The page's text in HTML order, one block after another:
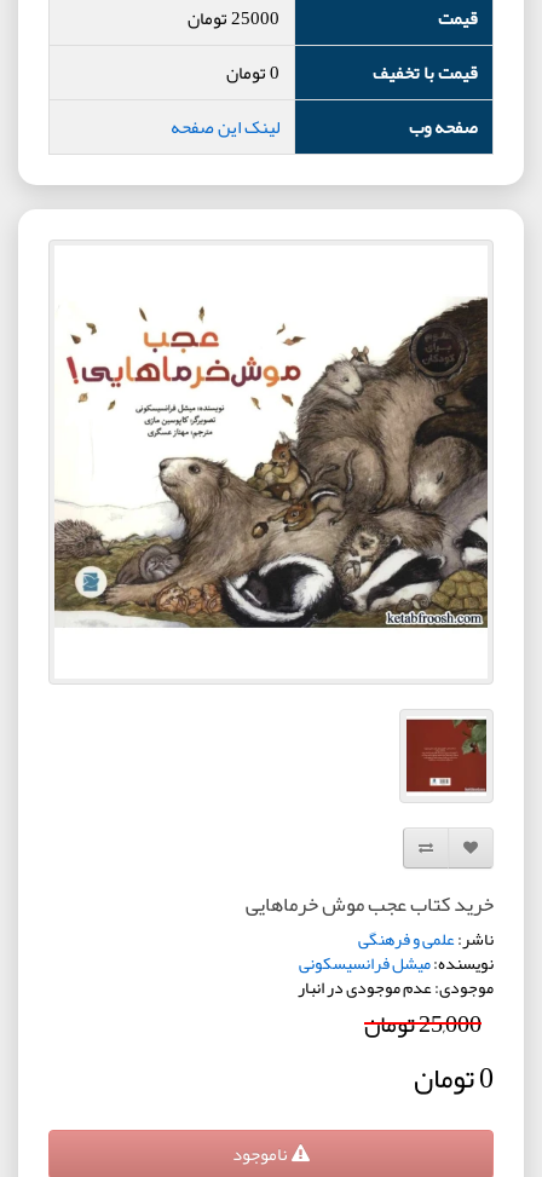
قیمت
25000تومان
قیمت با تخفیف
0تومان
صفحه وب
لینک این صفحه
افزودن به لیست دلخواه
مقایسه این محصول
خرید کتاب عجب موش خرماهایی
ناشر:علمی و فرهنگی
نویسنده:میشل فرانسیسکونی
موجودی: عدم موجودی در انبار
25,000 تومان
0 تومان
ناموجود